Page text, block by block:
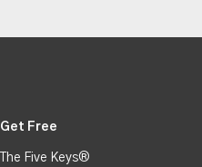
Get Free
The Five Keys®